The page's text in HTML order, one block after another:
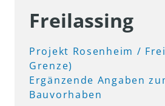
Freilassing
Projekt Rosenheim /
Grenze)
Ergänzende Angaben
Bauvorhaben